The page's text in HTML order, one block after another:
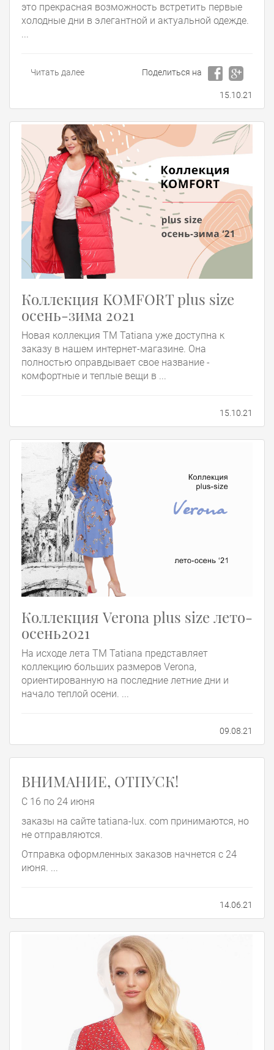
это прекрасная возможность встретить первые
холодные дни в элегантной и актуальной одежде.
Читать далее Поделиться на
15.10.21
Коллекция KOMFORT plus size
осень-зима 2021
Новая коллекция ТМ Tatiana уже доступна к
заказу в нашем интернет-магазине. Она
полностью оправдывает свое название -
комфортные и теплые вещи в ...
15.10.21
Коллекция Verona plus size лето-
осень2021
На исходе лета TM Tatiana представляет
коллекцию больших размеров Verona,
ориентированную на последние летние дни и
начало теплой осени. ...
09.08.21
ВНИМАНИЕ, ОТПУСК!
С 16 по 24 июня
заказы на сайте tatiana-lux. com принимаются, но
не отправляются.
Отправка оформленных заказов начнется с 24
июня. ...
14.06.21